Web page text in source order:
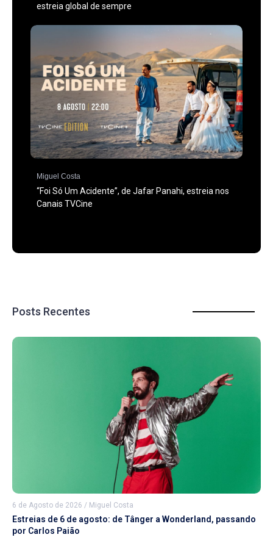
estreia global de sempre
Miguel Costa
“Foi Só Um Acidente”, de Jafar Panahi, estreia nos
Canais TVCine
Posts Recentes
6 de Agosto de 2026 / Miguel Costa
Estreias de 6 de agosto: de Tânger a Wonderland, passando
por Carlos Paião